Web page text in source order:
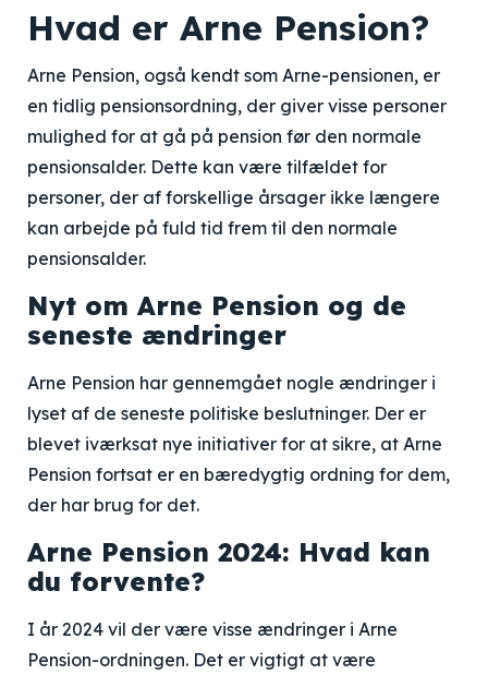
Hvad er Arne Pension?
Arne Pension, også kendt som Arne-pensionen, er
en tidlig pensionsordning, der giver visse personer
mulighed for at gå på pension før den normale
pensionsalder. Dette kan være tilfældet for
personer, der af forskellige årsager ikke længere
kan arbejde på fuld tid frem til den normale
pensionsalder.
Nyt om Arne Pension og de
seneste ændringer
Arne Pension har gennemgået nogle ændringer i
lyset af de seneste politiske beslutninger. Der er
blevet iværksat nye initiativer for at sikre, at Arne
Pension fortsat er en bæredygtig ordning for dem,
der har brug for det.
Arne Pension 2024: Hvad kan
du forvente?
I år 2024 vil der være visse ændringer i Arne
Pension-ordningen. Det er vigtigt at være